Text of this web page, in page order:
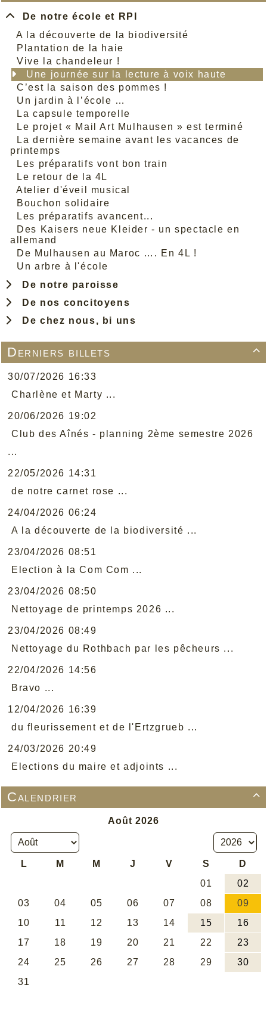
De notre école et RPI
A la découverte de la biodiversité
Plantation de la haie
Vive la chandeleur !
Une journée sur la lecture à voix haute
C’est la saison des pommes !
Un jardin à l’école …
La capsule temporelle
Le projet « Mail Art Mulhausen » est terminé
La dernière semaine avant les vacances de
printemps
Les préparatifs vont bon train
Le retour de la 4L
Atelier d'éveil musical
Bouchon solidaire
Les préparatifs avancent...
Des Kaisers neue Kleider - un spectacle en
allemand
De Mulhausen au Maroc …. En 4L !
Un arbre à l'école
De notre paroisse
De nos concitoyens
De chez nous, bi uns

Derniers billets
30/07/2026 16:33
Charlène et Marty ...
20/06/2026 19:02
Club des Aînés - planning 2ème semestre 2026
...
22/05/2026 14:31
de notre carnet rose ...
24/04/2026 06:24
A la découverte de la biodiversité ...
23/04/2026 08:51
Election à la Com Com ...
23/04/2026 08:50
Nettoyage de printemps 2026 ...
23/04/2026 08:49
Nettoyage du Rothbach par les pêcheurs ...
22/04/2026 14:56
Bravo ...
12/04/2026 16:39
du fleurissement et de l'Ertzgrueb ...
24/03/2026 20:49
Elections du maire et adjoints ...

Calendrier